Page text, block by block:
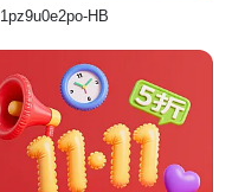
1pz9u0e2po-HB